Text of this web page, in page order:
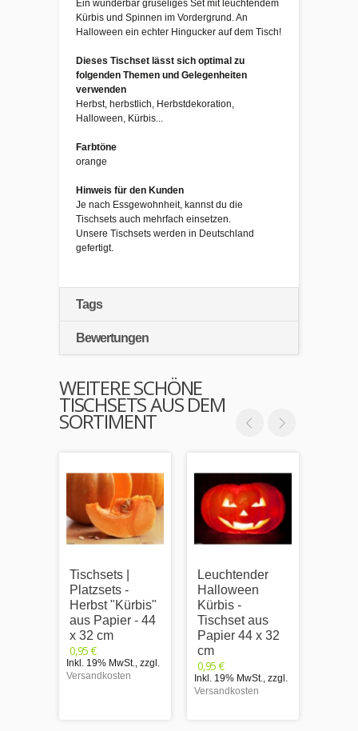
Ein wunderbar gruseliges Set mit leuchtendem
Kürbis und Spinnen im Vordergrund. An
Halloween ein echter Hingucker auf dem Tisch!
Dieses Tischset lässt sich optimal zu
folgenden Themen und Gelegenheiten
verwenden
Herbst, herbstlich, Herbstdekoration,
Halloween, Kürbis...
Farbtöne
orange
Hinweis für den Kunden
Je nach Essgewohnheit, kannst du die
Tischsets auch mehrfach einsetzen.
Unsere Tischsets werden in Deutschland
gefertigt.
Tags
Bewertungen
WEITERE SCHÖNE
TISCHSETS AUS DEM
SORTIMENT
Tischsets |
Platzsets -
Herbst "Kürbis"
aus Papier - 44
x 32 cm
0,95 €
Inkl. 19% MwSt., zzgl.
Versandkosten
Leuchtender
Halloween
Kürbis -
Tischset aus
Papier 44 x 32
cm
0,95 €
Inkl. 19% MwSt., zzgl.
Versandkosten